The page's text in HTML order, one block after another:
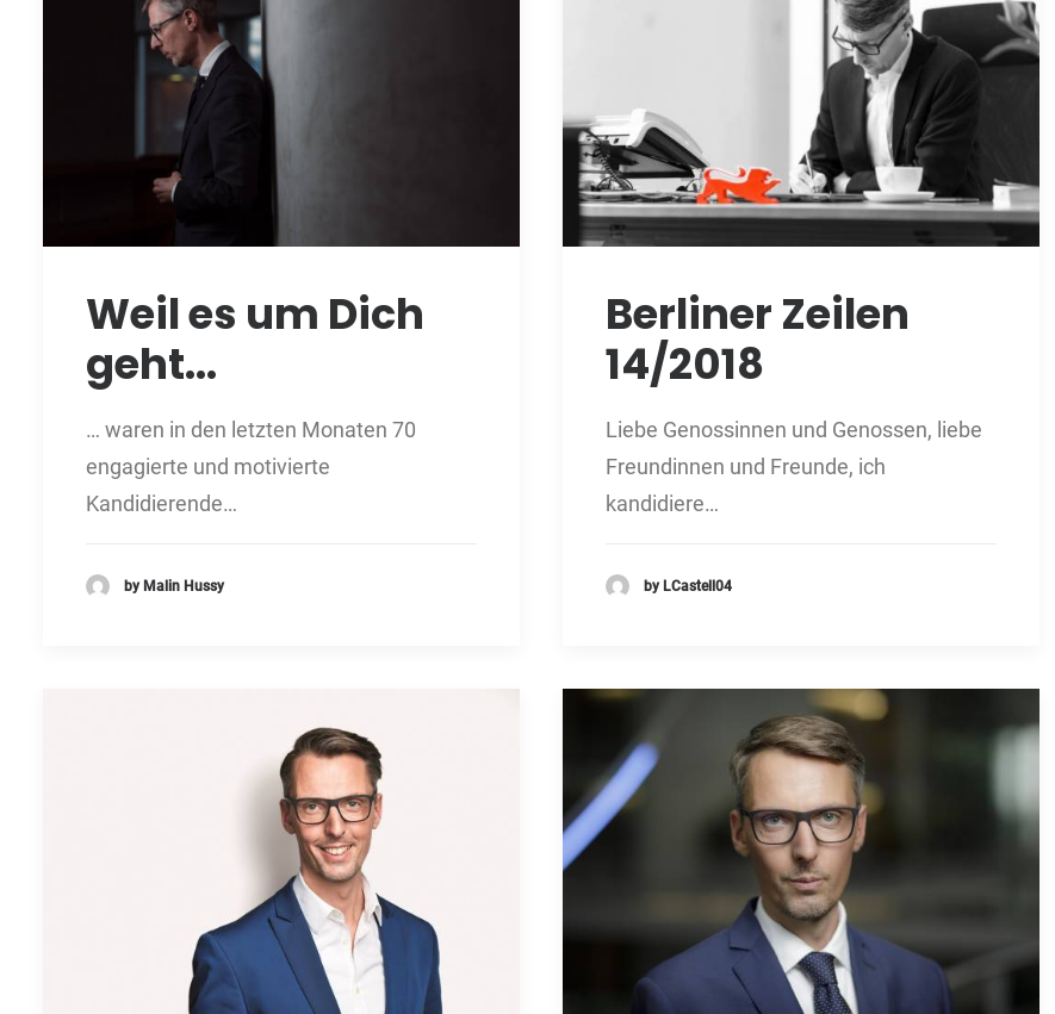
Weil es um Dich
geht...
… waren in den letzten Monaten 70
engagierte und motivierte
Kandidierende…
by Malin Hussy
Berliner Zeilen
14/2018
Liebe Genossinnen und Genossen, liebe
Freundinnen und Freunde, ich
kandidiere…
by LCastell04